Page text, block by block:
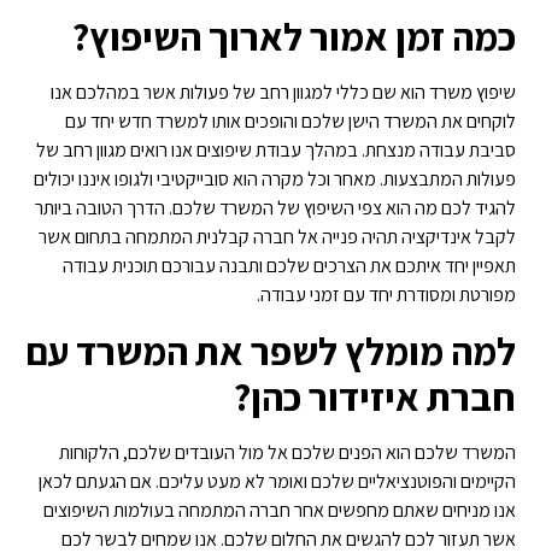
כמה זמן אמור לארוך השיפוץ?
שיפוץ משרד הוא שם כללי למגוון רחב של פעולות אשר במהלכם אנו
לוקחים את המשרד הישן שלכם והופכים אותו למשרד חדש יחד עם
סביבת עבודה מנצחת. במהלך עבודת שיפוצים אנו רואים מגוון רחב של
פעולות המתבצעות. מאחר וכל מקרה הוא סובייקטיבי ולגופו איננו יכולים
להגיד לכם מה הוא צפי השיפוץ של המשרד שלכם. הדרך הטובה ביותר
לקבל אינדיקציה תהיה פנייה אל חברה קבלנית המתמחה בתחום אשר
תאפיין יחד איתכם את הצרכים שלכם ותבנה עבורכם תוכנית עבודה
מפורטת ומסודרת יחד עם זמני עבודה.
למה מומלץ לשפר את המשרד עם
חברת איזידור כהן?
המשרד שלכם הוא הפנים שלכם אל מול העובדים שלכם, הלקוחות
הקיימים והפוטנציאליים שלכם ואומר לא מעט עליכם. אם הגעתם לכאן
אנו מניחים שאתם מחפשים אחר חברה המתמחה בעולמות השיפוצים
אשר תעזור לכם להגשים את החלום שלכם. אנו שמחים לבשר לכם